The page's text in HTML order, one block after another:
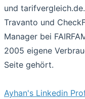
und
Travanto und
Manager bei
2005 eigene
Seite gehört.
Ayhan's Linkedin